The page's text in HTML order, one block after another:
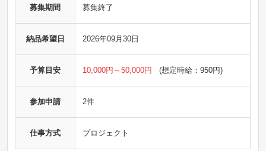
募集期間 募集終了
納品希望日 2026年09月30日
予算目安 10,000円～50,000円 (想定時給：950円)
参加申請 2件
仕事方式 プロジェクト